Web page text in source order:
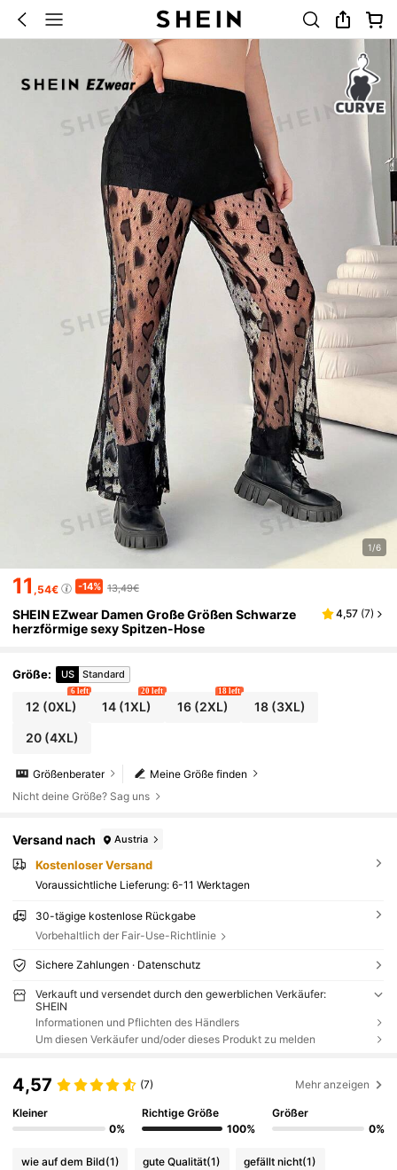
1/6
11 ,54€ -14% 13,49€
SHEIN EZwear Damen Große Größen Schwarze
herzförmige sexy Spitzen-Hose
4,57 (7)
Größe: US Standard
12 (0XL)
6 left
14 (1XL)
20 left
16(2XL)
18 left
18(3XL)
20(4XL)
Meine Größe finden
Größenberater
Nicht deine Größe? Sag uns
Versand nach Austria
Kostenloser Versand
Voraussichtliche Lieferung: 6-11 Werktagen
30-tägige kostenlose Rückgabe
Vorbehaltlich der Fair-Use-Richtlinie
Sichere Zahlungen · Datenschutz
Verkauft und versendet durch den gewerblichen Verkäufer:
SHEIN
Informationen und Pflichten des Händlers
Um diesen Verkäufer und/oder dieses Produkt zu melden
4,57 (7) Mehr anzeigen
Kleiner
0%
Richtige Größe
100%
Größer
0%
wie auf dem Bild(1) gute Qualität(1) gefällt nicht(1)